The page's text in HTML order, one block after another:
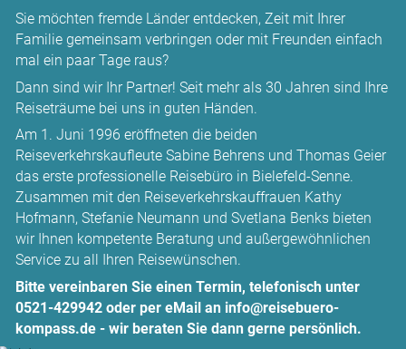
Sie möchten fremde Länder entdecken, Zeit mit Ihrer
Familie gemeinsam verbringen oder mit Freunden einfach
mal ein paar Tage raus?
Dann sind wir Ihr Partner! Seit mehr als 30 Jahren sind Ihre
Reiseträume bei uns in guten Händen.
Am 1. Juni 1996 eröffneten die beiden
Reiseverkehrskaufleute Sabine Behrens und Thomas Geier
das erste professionelle Reisebüro in Bielefeld-Senne.
Zusammen mit den Reiseverkehrskauffrauen Kathy
Hofmann, Stefanie Neumann und Svetlana Benks bieten
wir Ihnen kompetente Beratung und außergewöhnlichen
Service zu all Ihren Reisewünschen.
Bitte vereinbaren Sie einen Termin, telefonisch unter
0521-429942 oder per eMail an info@reisebuero-
kompass.de - wir beraten Sie dann gerne persönlich.